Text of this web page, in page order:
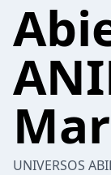
UNIVERSOS